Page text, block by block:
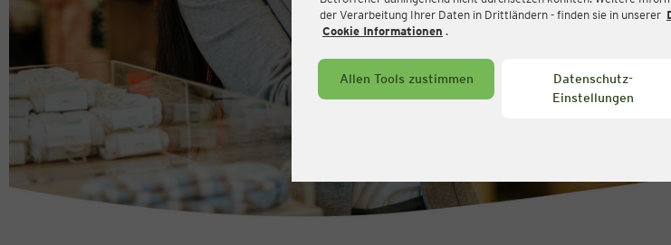
der Verarbeitung Ihrer Daten in Drittländern - finden sie in unserer
Cookie Informationen .
Allen Tools zustimmen
Datenschutz-
Einstellungen